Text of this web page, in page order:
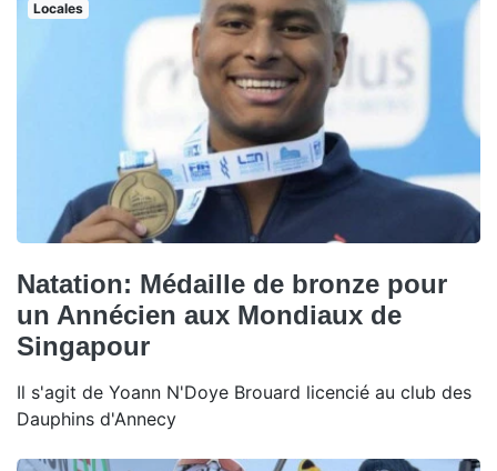
Locales
Natation: Médaille de bronze pour
un Annécien aux Mondiaux de
Singapour
Il s'agit de Yoann N'Doye Brouard licencié au club des
Dauphins d'Annecy